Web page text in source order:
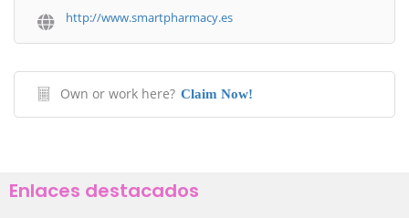
http://www.smartpharmacy.es
Own or work here? Claim Now!
Enlaces destacados